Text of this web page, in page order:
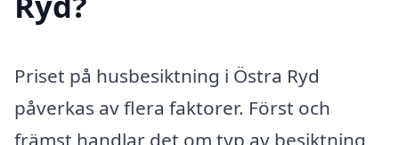
Priset på husbesiktning i Östra Ryd
påverkas av flera faktorer. Först och
främst handlar det om typ av besiktning